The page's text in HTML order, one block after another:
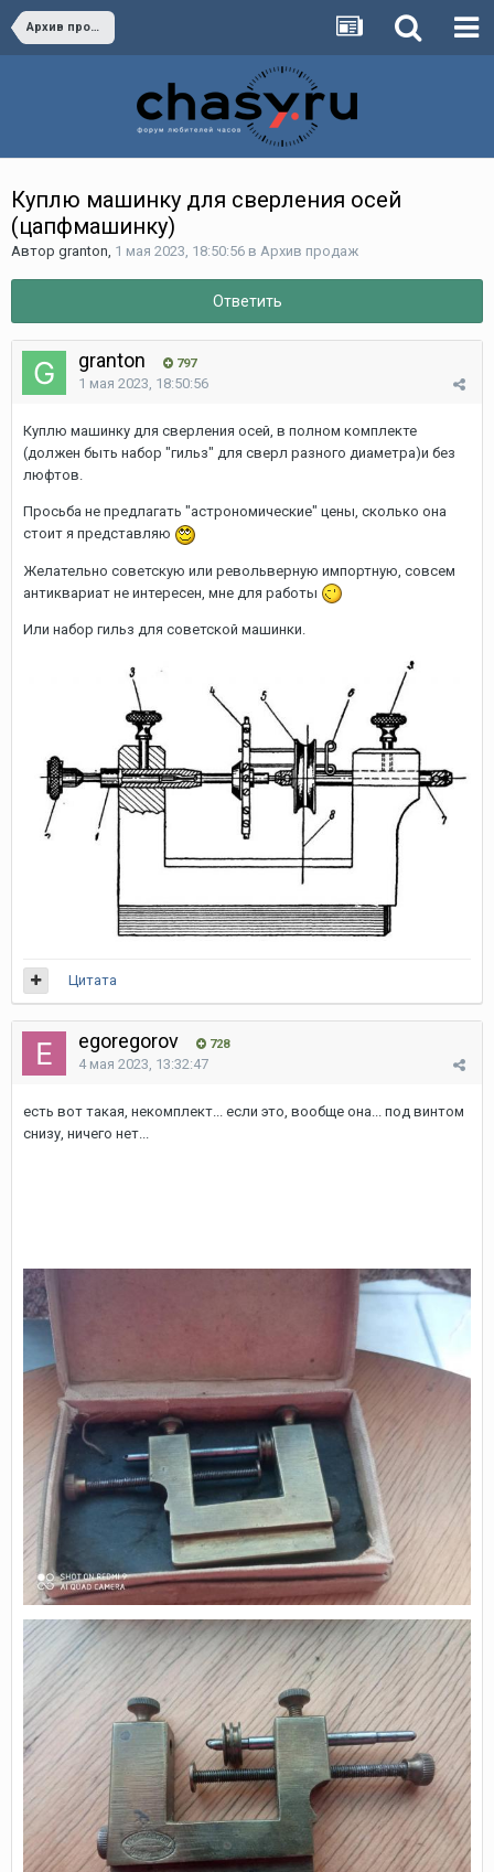
Архив продаж
Куплю машинку для сверления осей
(цапфмашинку)
Автор granton, 1 мая 2023, 18:50:56 в Архив продаж
Ответить
granton 797
1 мая 2023, 18:50:56
Куплю машинку для сверления осей, в полном комплекте
(должен быть набор "гильз" для сверл разного диаметра)и без
люфтов.
Просьба не предлагать "астрономические" цены, сколько она
стоит я представляю
Желательно советскую или револьверную импортную, совсем
антиквариат не интересен, мне для работы
Или набор гильз для советской машинки.
Цитата
egoregorov 728
4 мая 2023, 13:32:47
есть вот такая, некомплект... если это, вообще она... под винтом
снизу, ничего нет...